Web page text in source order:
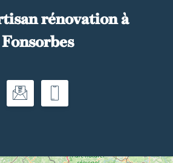
rénovation à
Fonsorbes